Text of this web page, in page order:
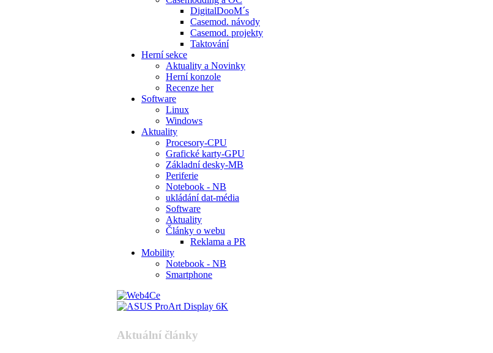
DigitalDooM´s
Casemod. návody
Casemod. projekty
Taktování
Herní sekce
Aktuality a Novinky
Herní konzole
Recenze her
Software
Linux
Windows
Aktuality
Procesory-CPU
Grafické karty-GPU
Základní desky-MB
Periferie
Notebook - NB
ukládání dat-média
Software
Aktuality
Články o webu
Reklama a PR
Mobility
Notebook - NB
Smartphone
Aktuální články